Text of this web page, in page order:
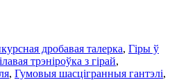
дробавая талерка, Гіры ў
трэніроўка з гірай,
, Гумовыя шасцігранныя гантэлі,